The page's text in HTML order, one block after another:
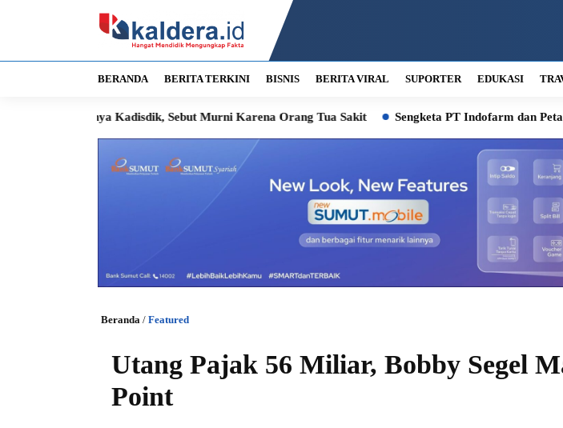
BERANDA BERITA TERKINI BISNIS BERITA VIRAL SUPORTER EDUKASI
Kadisdik, Sebut Murni Karena Orang Tua Sakit Sengketa PT Indofarm dan Petani Ikan
Beranda / Featured
Utang Pajak 56 Miliar, Bobby Segel
Point